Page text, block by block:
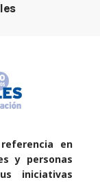
en
y personas
iniciativas